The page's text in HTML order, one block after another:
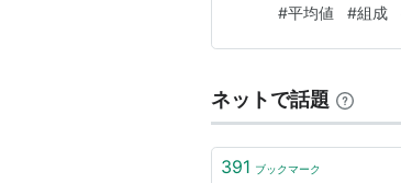
#平均値 #組成
ネットで話題
391 ブックマーク